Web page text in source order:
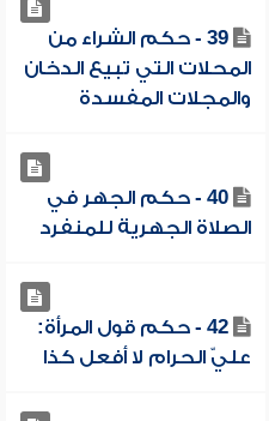
39 - حكم الشراء من
المحلات التي تبيع الدخان
والمجلات المفسدة
40 - حكم الجهر في
الصلاة الجهرية للمنفرد
42 - حكم قول المرأة:
عليّ الحرام لا أفعل كذا